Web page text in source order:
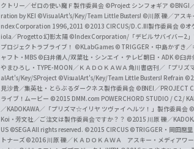
r
z
クトリー／ゼロの使い魔Ｆ製作委員会 ©Project シンフォギア ©BNGI
ration by KEI ©VisualArt's/Key/Team Little Busters! ©川原 礫／アスキ
ndex Corporation 1996,2011 ©2013 CIRCUS/D.C.III製作委員会 ©オ
iola／Progetto 幻影太陽 ©Index Corporation/「デビルサバイバー2
プロジェクトラブライブ！ ©KLabGames © TRIGGER・中島かずき
ャフト・MBS ©臼井儀人/双葉社・シンエイ・テレビ朝日・ADK ©臼井
やまひろし・TYPE-MOON／ＫＡＤＯＫＡＷＡ 角川書店刊／「プリ
alArt's/Key/SProject ©VisualArt's/Key/Team Little Busters! Refrain
見沙貴／集英社・とらぶるダークネス製作委員会 ©BNEI／PROJECT
ライブ！ムービー ©2015 DMM.com POWERCHORD STUDIO / C2 /
／KADOKAWA／「プリズマ☆イリヤ ツヴァイ ヘルツ！」製作委員会
Koi・芳文社／ご注文は製作委員会ですか？？ ©2015 川原 礫／
US ©SEGA All rights reserved. ©2015 CIRCUS ©TRIGGER・岡田麿
トナーズ©2016 川原 礫／ＫＡＤＯＫＡＷＡ アスキー・メディアワ